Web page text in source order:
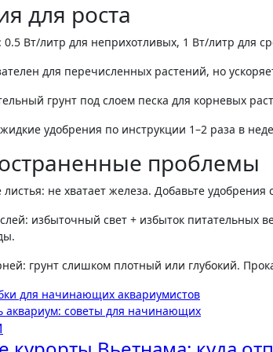
для роста
Вт/литр для неприхотливых, 1 Вт/литр для
для перечисленных растений, но
грунт под слоем песка для корневых
удобрения по инструкции 1–2 раза в
проблемы
не хватает железа. Добавьте удобрения
избыточный свет + избыток питательных
грунт слишком плотный или глубокий.
для начинающих аквариумистов
аквариум: советы для начинающих